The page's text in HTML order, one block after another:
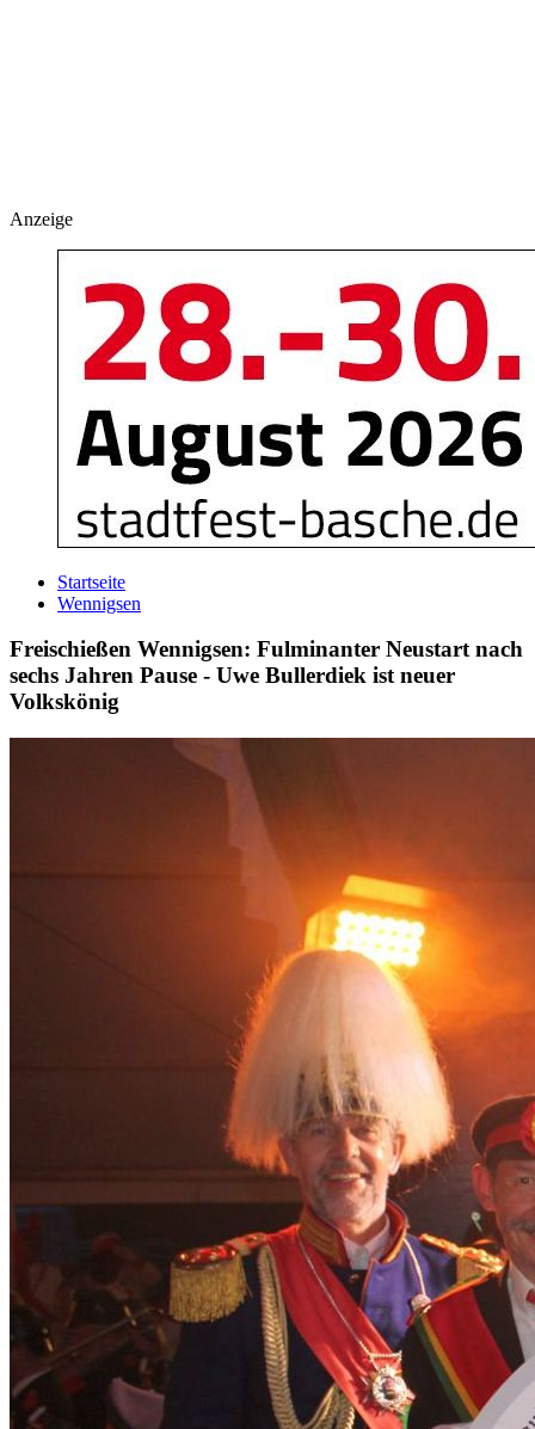
Anzeige
Startseite
Wennigsen
Freischießen Wennigsen: Fulminanter Neustart nach
sechs Jahren Pause - Uwe Bullerdiek ist neuer
Volkskönig